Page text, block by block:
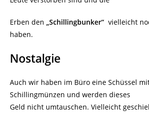
Erben den „Schillingbunker“ vielleicht
haben.
Nostalgie
Auch wir haben im Büro eine Schüssel
Schillingmünzen und werden dieses
Geld nicht umtauschen. Vielleicht